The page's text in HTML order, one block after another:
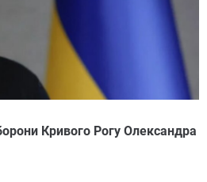
Кривого Рогу Олександра